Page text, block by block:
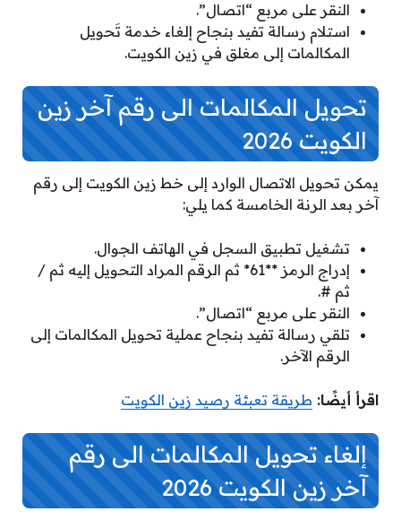
النقر على مربع “اتصال”.
استلام رسالة تفيد بنجاح إلغاء خدمة تَحويل
المكالمات إلى مغلق في زين الكويت.
تحويل المكالمات الى رقم آخر زين
الكويت 2026
يمكن تحويل الاتصال الوارد إلى خط زين الكويت إلى رقم
آخر بعد الرنة الخامسة كما يلي:
تشغيل تطبيق السجل في الهاتف الجوال.
إدراج الرمز **61* ثم الرقم المراد التحويل إليه ثم /
ثم #.
النقر على مربع “اتصال”.
تلقي رسالة تفيد بنجاح عملية تحويل المكالمات إلى
الرقم الآخر.
اقرأ أيضًا: طريقة تعبئة رصيد زين الكويت
إلغاء تحويل المكالمات الى رقم
آخر زين الكويت 2026